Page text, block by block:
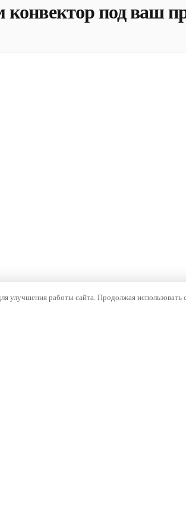
конвектор под ваш
работы сайта. Продолжая использовать